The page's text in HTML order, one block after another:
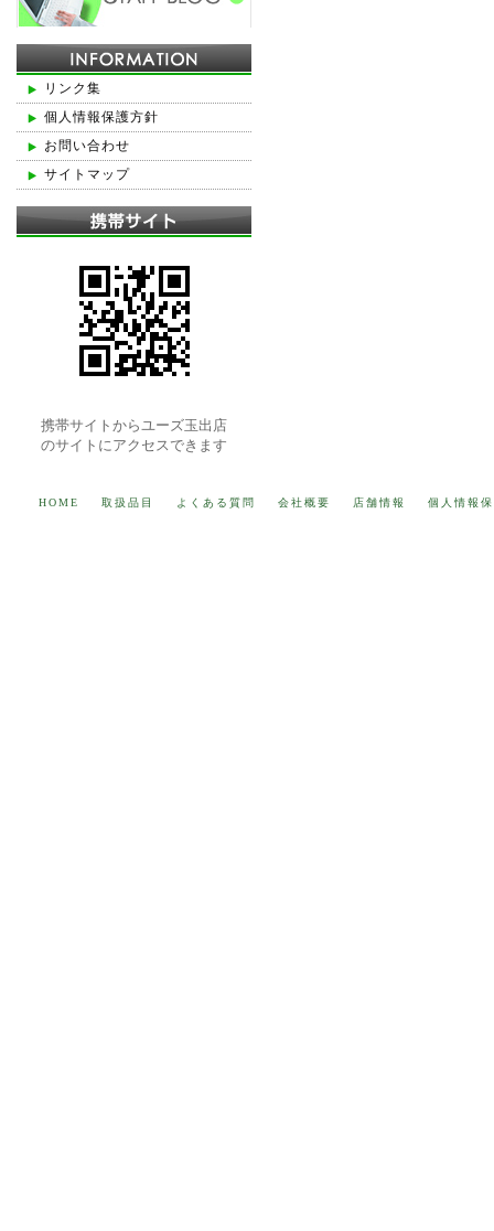
リンク集
個人情報保護方針
お問い合わせ
サイトマップ
携帯サイトからユーズ玉出店
のサイトにアクセスできます
HOME 取扱品目 よくある質問 会社概要 店舗情報 個人情報